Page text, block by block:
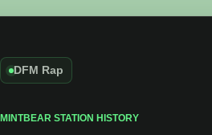
DFM Rap
MINTBEAR STATION HISTORY